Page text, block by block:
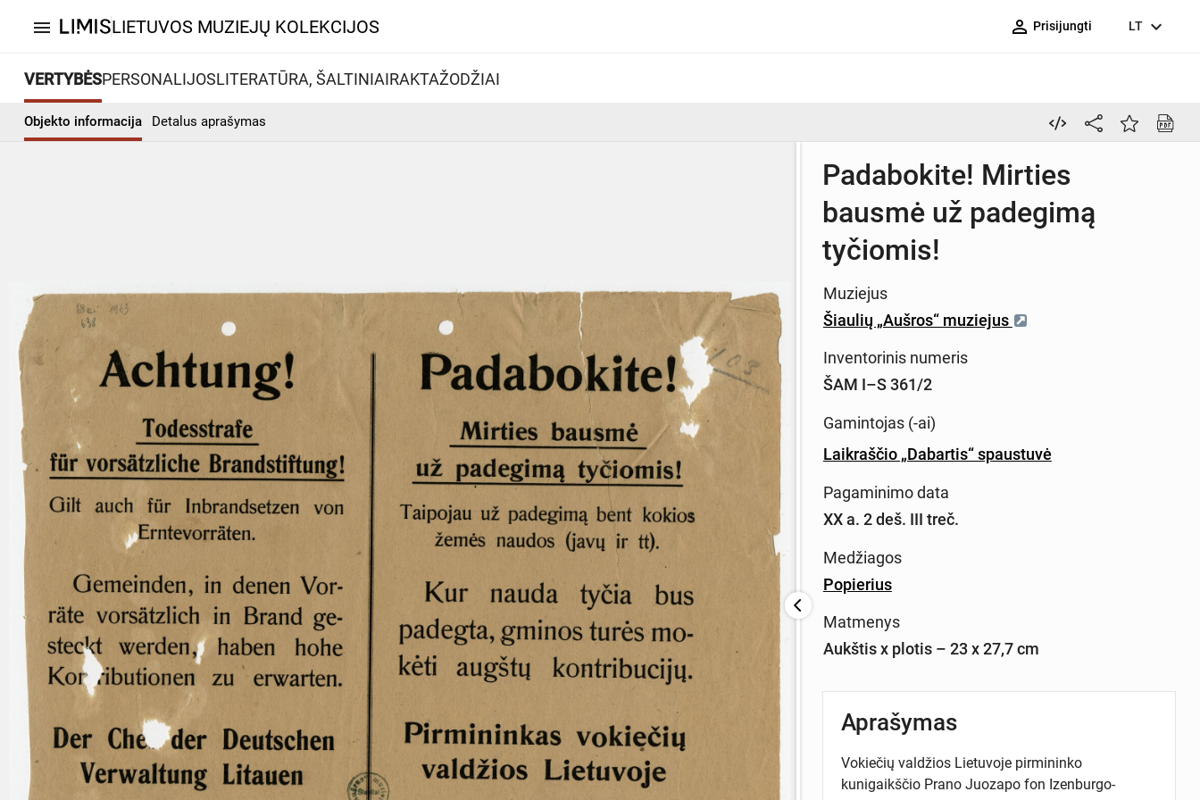
menu LIETUVOS MUZIEJŲ KOLEKCIJOS person_outline Prisijungti LT expand_more
VERTYBĖSPERSONALIJOSLITERATŪRA, ŠALTINIAIRAKTAŽODŽIAI
Objekto informacija Detalus aprašymas
Padabokite! Mirties
bausmė už padegimą
tyčiomis!
Muziejus
Šiaulių „Aušros“ muziejus
Inventorinis numeris
ŠAM I–S 361/2
Gamintojas (-ai)
Laikraščio „Dabartis“ spaustuvė
Pagaminimo data
XX a. 2 deš. III treč.
Medžiagos
Popierius
Matmenys
Aukštis x plotis – 23 x 27,7 cm
Aprašymas
Vokiečių valdžios Lietuvoje pirmininko
kunigaikščio Prano Juozapo fon Izenburgo-